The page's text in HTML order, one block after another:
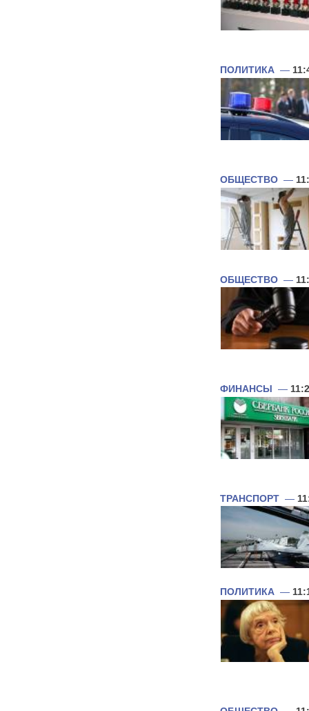
ПОЛИТИКА —
ОБЩЕСТВО —
ОБЩЕСТВО —
ФИНАНСЫ —
ТРАНСПОРТ —
ПОЛИТИКА —